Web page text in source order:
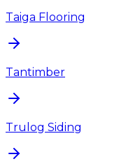
Taiga Flooring
Tantimber
Trulog Siding